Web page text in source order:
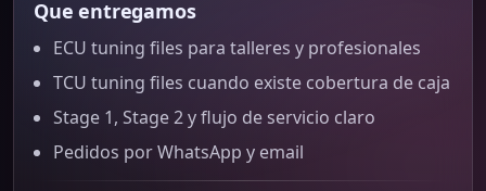
Que entregamos
ECU tuning files para talleres y profesionales
TCU tuning files cuando existe cobertura de caja
Stage 1, Stage 2 y flujo de servicio claro
Pedidos por WhatsApp y email